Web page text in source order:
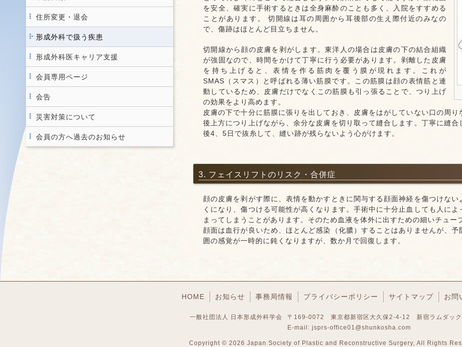
住所変更・退会
形成外科で扱う疾患
形成外科医キャリア支援
会員専用ページ
会告
災害対策について
会員の方へ過去のお知らせ
を安全、確実に手術するときは全身麻酔のことも多く、入院をすすめる
ことがあります。 切開線は耳の周囲から耳後部の生え際付近のみなの
で、傷跡はほとんど目立ちません。
切開線から顔の皮膚を剥がします。東洋人の場合は皮膚の下の結合組織
が強固なので、時間をかけて丁寧に行う必要があります。剥離した皮膚
を持ち上げると、表情を作る筋肉を覆う膜が現れます。これが
SMAS（スマス）と呼ばれる薄い筋膜です。この筋膜は顔の表情筋と連
動しているため、皮膚だけでなくこの筋膜も引っ張ることで、つり上げ
の効果をより高めます。
皮膚の下で十分に筋膜に張りを出しておき、皮膚をはがしていない口の周
後上方につり上げながら、余分な皮膚を切り取って縫合します。丁寧に縫
後4、5日で抜糸して、縫い跡が残らないよう心がけます。
3. フェイスリフトのリスク・合併症
顔の皮膚を剥がす際に、表情を動かすときに関与する顔面神経を傷つけな
くになり、傷つける可能性が高くなります。手術中に十分止血しても人に
まってしまうことがあります。そのため血液を体外に出すための細いチュー
顔面は血行が良いため、ほとんど感染（化膿）することはありませんが、
囲の感覚が一時的に鈍くなりますが、数か月で回復します。
HOME お知らせ 事務局情報 プライバシーポリシー サイトマップ お問
一般社団法人 日本形成外科学会 〒169-0072 東京都新宿区大久保2-4-12
新宿ラムダッ
E-mail: jsprs-office01@shunkosha.com
Copyright © 2026 Japan Society of Plastic and Reconstructive Surgery, All Rights